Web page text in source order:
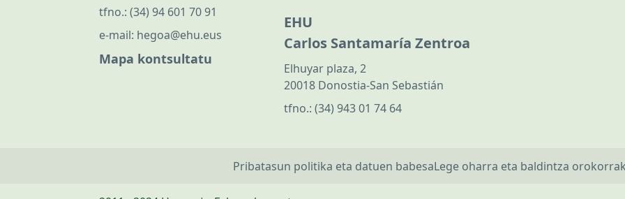
tfno.: (34) 94 601 70 91
e-mail: hegoa@ehu.eus
Mapa kontsultatu
EHU
Carlos Santamaría Zentroa
Elhuyar plaza, 2
20018 Donostia-San Sebastián
tfno.: (34) 943 01 74 64
Pribatasun politika eta datuen babesaLege oharra eta baldintza orokorrak